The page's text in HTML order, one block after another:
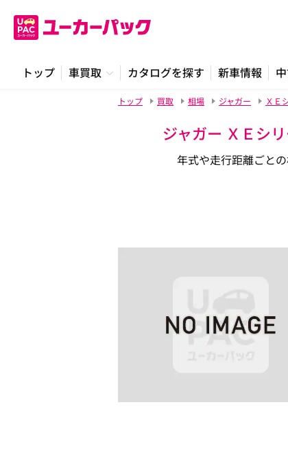
トップ 車買取 カタログを探す 新車情報
トップ 買取 相場 ジャガー ＸＥ
ジャガー ＸＥシ
年式や走行距離ごと